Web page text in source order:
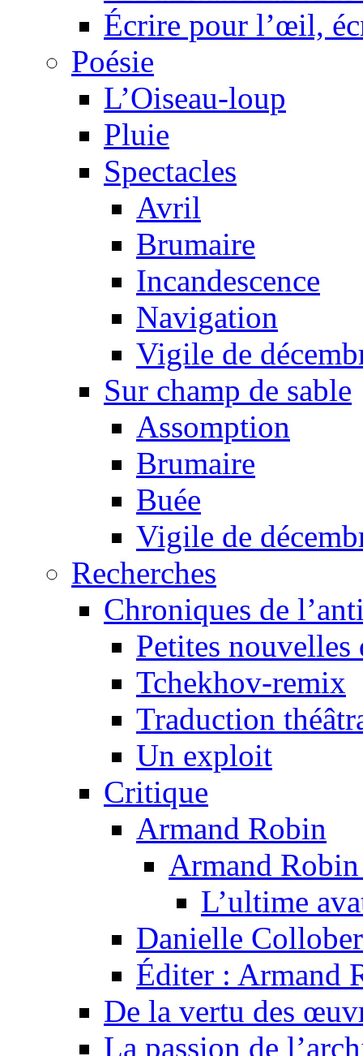
Écrire pour l’œil,
Poésie
L’Oiseau-loup
Pluie
Spectacles
Avril
Brumaire
Incandescence
Navigation
Vigile de
Sur champ de sable
Assomption
Brumaire
Buée
Vigile de
Recherches
Chroniques de
Petites
Tchekhov-remix
Traduction
Un exploit
Critique
Armand Robin
Armand
L’ultime
Danielle
Éditer : Armand
De la vertu des
La passion de